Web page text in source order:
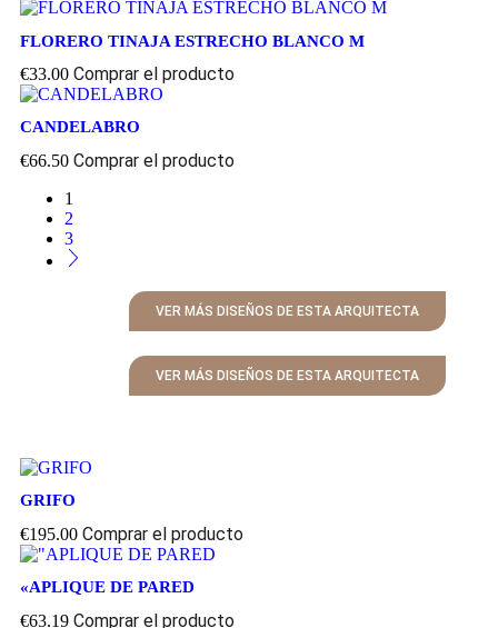
FLORERO TINAJA ESTRECHO BLANCO M
€33.00 Comprar el producto
CANDELABRO
€66.50 Comprar el producto
1
2
3
VER MÁS DISEÑOS DE ESTA ARQUITECTA
VER MÁS DISEÑOS DE ESTA ARQUITECTA
GRIFO
€195.00 Comprar el producto
«APLIQUE DE PARED
€63.19 Comprar el producto